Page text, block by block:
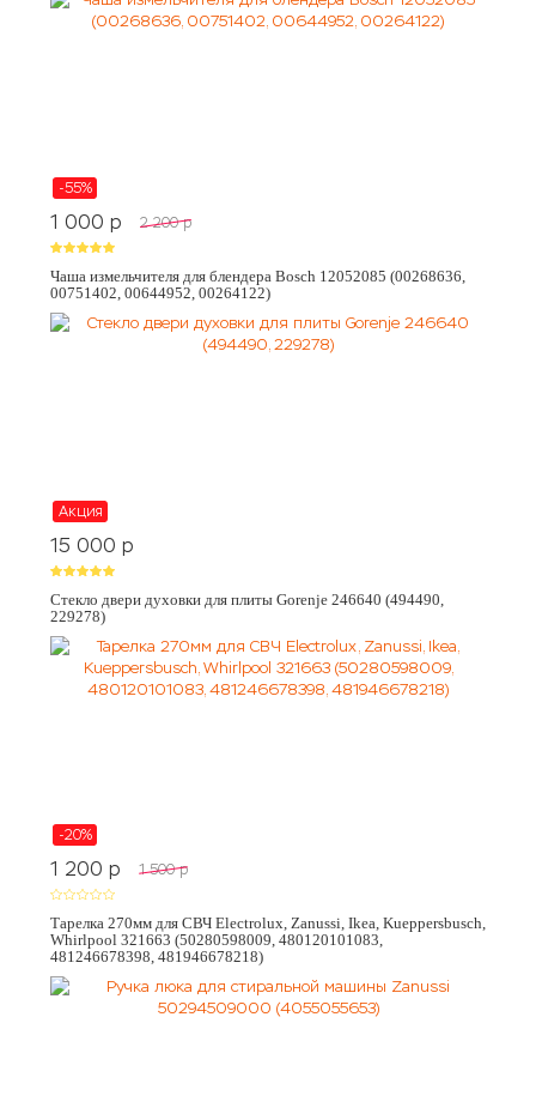
-55%
1 000 p 2 200 p
Чаша измельчителя для блендера Bosch 12052085 (00268636,
00751402, 00644952, 00264122)
Акция
15 000 p
Стекло двери духовки для плиты Gorenje 246640 (494490,
229278)
-20%
1 200 p 1 500 p
Тарелка 270мм для СВЧ Electrolux, Zanussi, Ikea, Kueppersbusch,
Whirlpool 321663 (50280598009, 480120101083,
481246678398, 481946678218)